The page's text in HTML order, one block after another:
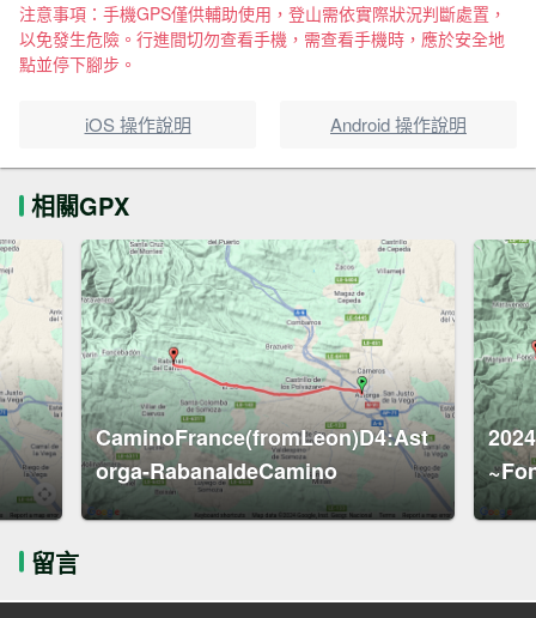
注意事項：手機GPS僅供輔助使用，登山需依實際狀況判斷處置，
以免發生危險。行進間切勿查看手機，需查看手機時，應於安全地
點並停下腳步。
iOS 操作說明 Android 操作說明
相關GPX
CaminoFrance(fromLeon)D4:Ast
orga-RabanaldeCamino
留言